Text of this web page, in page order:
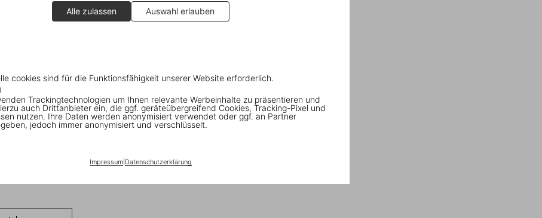
Alle zulassen Auswahl erlauben
cookies sind für die Funktionsfähigkeit unserer Website erforderlich.
Trackingtechnologien um Ihnen relevante Werbeinhalte zu präsentieren und
auch Drittanbieter ein, die ggf. geräteübergreifend Cookies, Tracking-Pixel und
nutzen. Ihre Daten werden anonymisiert verwendet oder ggf. an Partner
jedoch immer anonymisiert und verschlüsselt.
Impressum| Datenschutzerklärung